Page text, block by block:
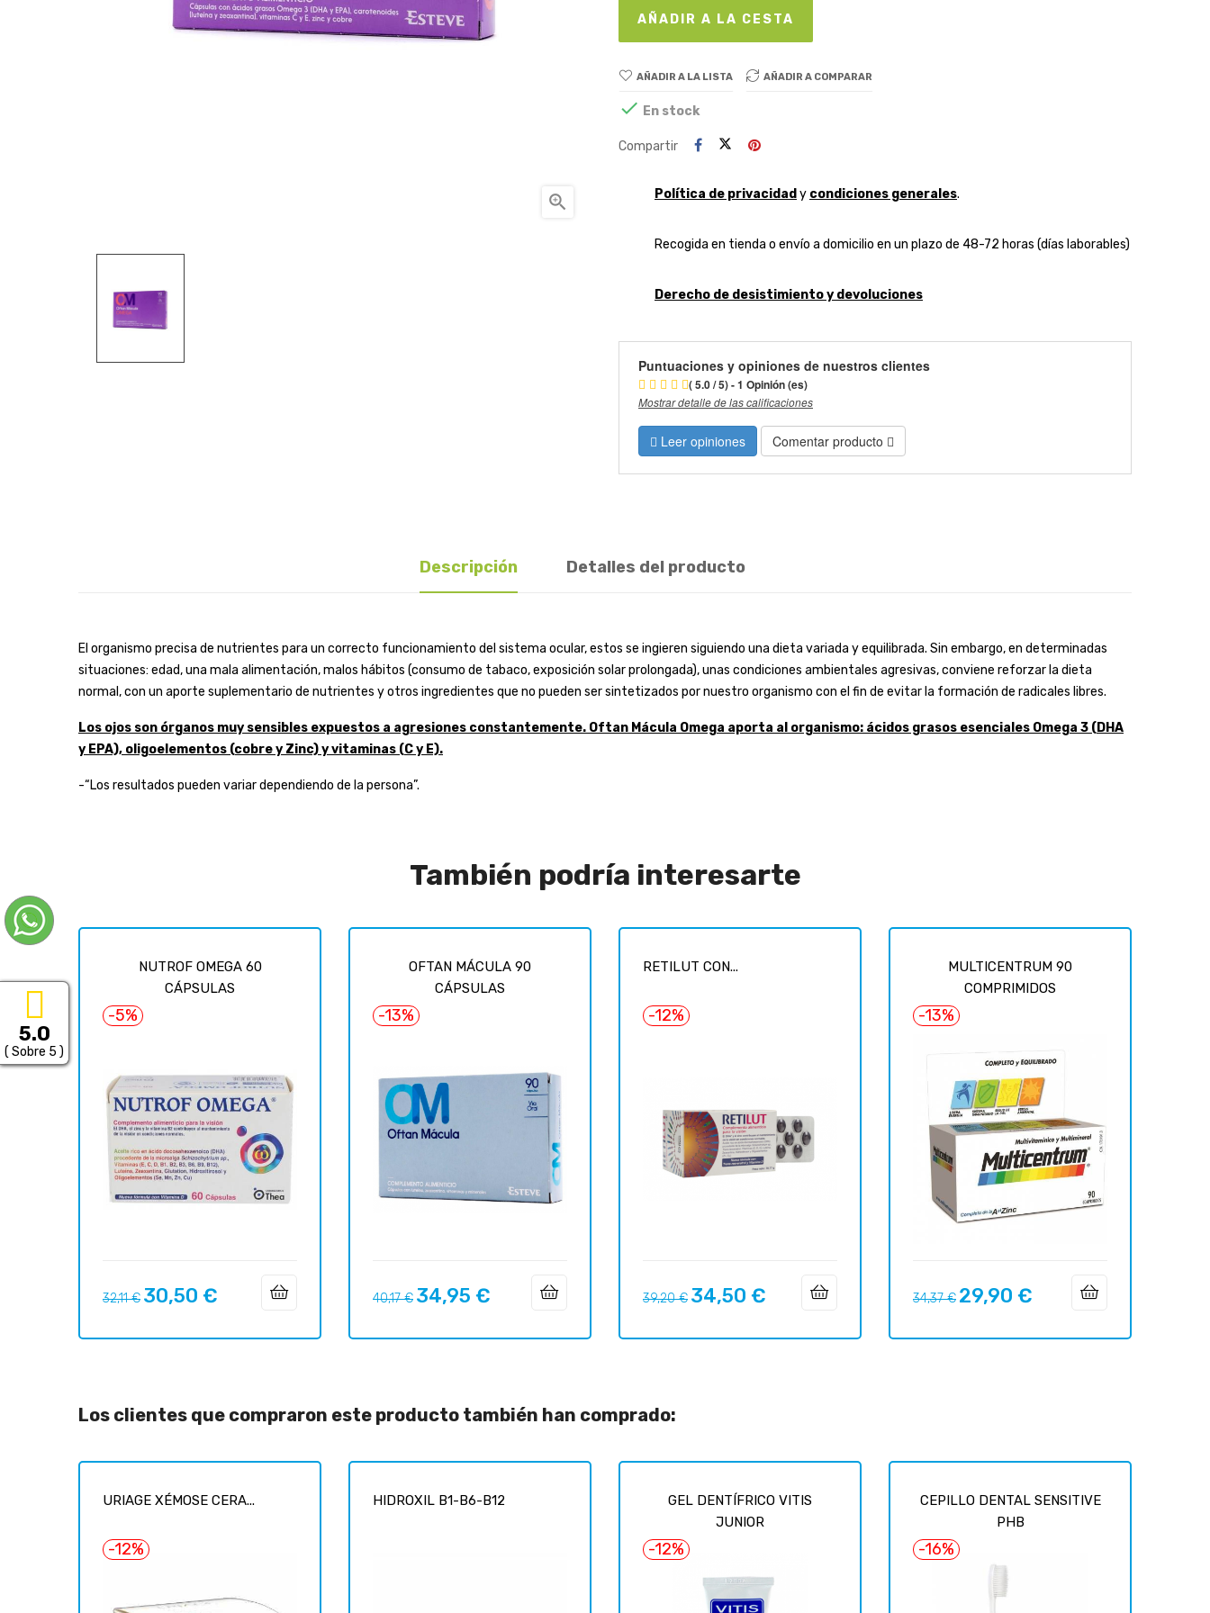

AÑADIR A LA CESTA
AÑADIR A LA LISTA AÑADIR A COMPARAR
 En stock
Compartir
Política de privacidad y condiciones generales.
Recogida en tienda o envío a domicilio en un plazo de 48-72 horas (días laborables)
Derecho de desistimiento y devoluciones
Puntuaciones y opiniones de nuestros clientes
( 5.0 / 5) - 1 Opinión (es)
Mostrar detalle de las calificaciones
Leer opiniones Comentar producto
Descripción Detalles del producto
El organismo precisa de nutrientes para un correcto funcionamiento del sistema ocular, estos se ingieren siguiendo una dieta variada y equilibrada. Sin embargo, en determinadas
situaciones: edad, una mala alimentación, malos hábitos (consumo de tabaco, exposición solar prolongada), unas condiciones ambientales agresivas, conviene reforzar la dieta
normal, con un aporte suplementario de nutrientes y otros ingredientes que no pueden ser sintetizados por nuestro organismo con el fin de evitar la formación de radicales libres.
Los ojos son órganos muy sensibles expuestos a agresiones constantemente. Oftan Mácula Omega aporta al organismo: ácidos grasos esenciales Omega 3 (DHA
y EPA), oligoelementos (cobre y Zinc) y vitaminas (C y E).
-“Los resultados pueden variar dependiendo de la persona”.
También podría interesarte
NUTROF OMEGA 60
CÁPSULAS
-5%
Precio
32,11 € Precio
30,50 €
OFTAN MÁCULA 90
CÁPSULAS
-13%
Precio
40,17 € Precio
34,95 €
RETILUT CON...
-12%
Precio
39,20 € Precio
34,50 €
MULTICENTRUM 90
COMPRIMIDOS
-13%
Precio
34,37 € Precio
29,90 €
Los clientes que compraron este producto también han comprado:
URIAGE XÉMOSE CERA...
-12%
HIDROXIL B1-B6-B12
GEL DENTÍFRICO VITIS
JUNIOR
-12%
CEPILLO DENTAL SENSITIVE
PHB
-16%
5.0
( Sobre 5 )